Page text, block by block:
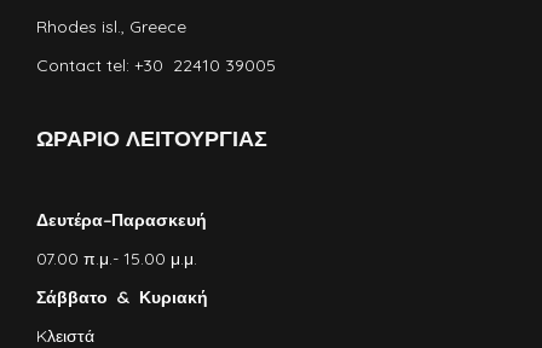
Rhodes isl., Greece
Contact tel: +30 22410 39005
ΩΡΑΡΙΟ ΛΕΙΤΟΥΡΓΙΑΣ
Δευτέρα–Παρασκευή
07.00 π.μ.- 15.00 μ.μ.
Σάββατο & Κυριακή
Kλειστά